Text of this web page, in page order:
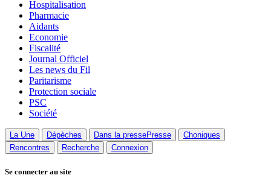
Hospitalisation
Pharmacie
Aidants
Economie
Fiscalité
Journal Officiel
Les news du Fil
Paritarisme
Protection sociale
PSC
Société
La Une Dépèches Dans la pressePresse
Choniques
Rencontres
Recherche Connexion
Se connecter au site